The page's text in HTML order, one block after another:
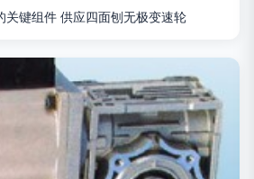
关键组件 供应四面刨无极变速轮